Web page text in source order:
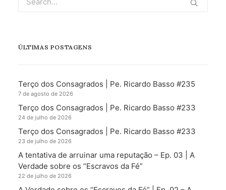
ÚLTIMAS POSTAGENS
Terço dos Consagrados | Pe. Ricardo Basso #235
7 de agosto de 2026
Terço dos Consagrados | Pe. Ricardo Basso #233
24 de julho de 2026
Terço dos Consagrados | Pe. Ricardo Basso #233
23 de julho de 2026
A tentativa de arruinar uma reputação – Ep. 03 | A
Verdade sobre os “Escravos da Fé”
22 de julho de 2026